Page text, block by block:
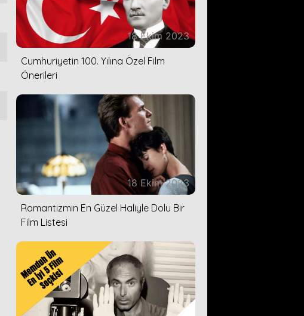
18 Ekim 2023
Cumhuriyetin 100. Yılına Özel Film
Önerileri
18 Ekim 2023
Romantizmin En Güzel Haliyle Dolu Bir
Film Listesi